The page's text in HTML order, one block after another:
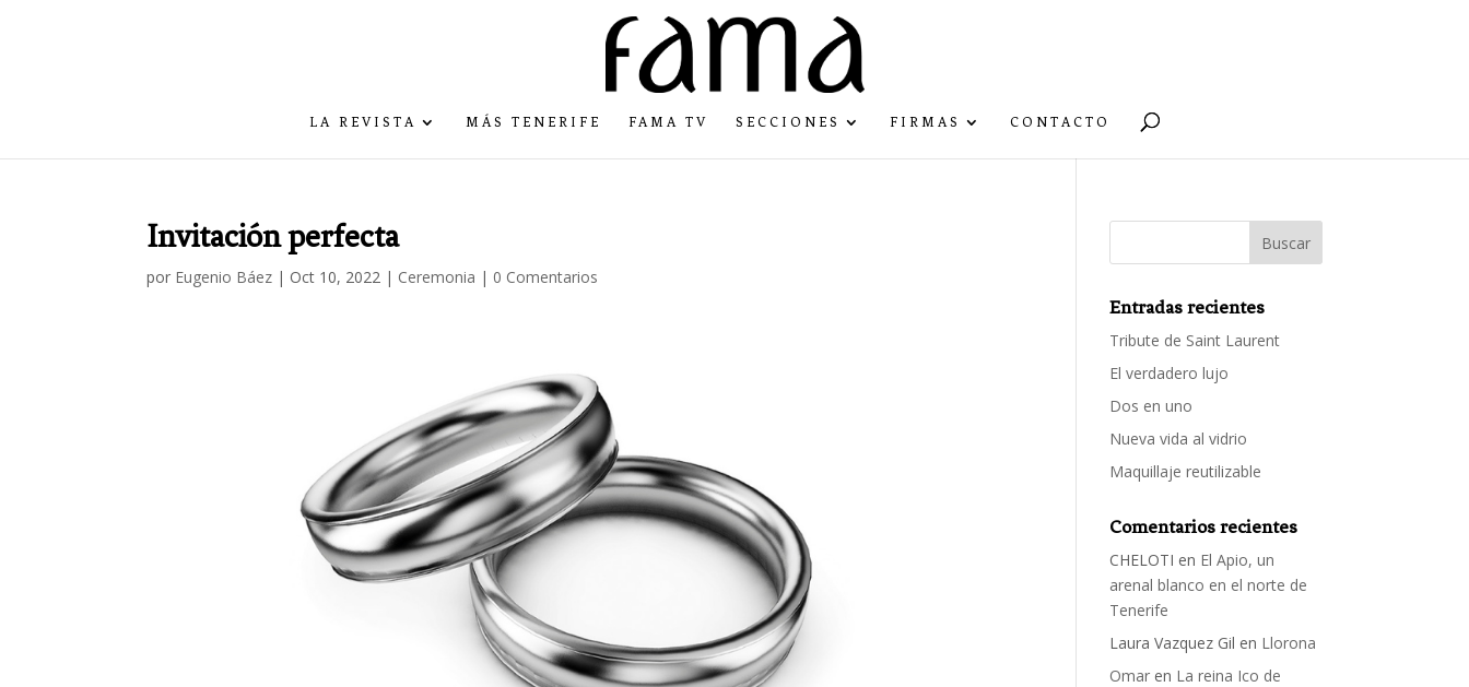
LA REVISTA MÁS TENERIFE FAMA TV SECCIONES FIRMAS CONTACTO
Invitación perfecta
por Eugenio Báez | Oct 10, 2022 | Ceremonia | 0 Comentarios
Entradas recientes
Tribute de Saint Laurent
El verdadero lujo
Dos en uno
Nueva vida al vidrio
Maquillaje reutilizable
Comentarios recientes
CHELOTI en El Apio, un
arenal blanco en el norte de
Tenerife
Laura Vazquez Gil en Llorona
Omar en La reina Ico de